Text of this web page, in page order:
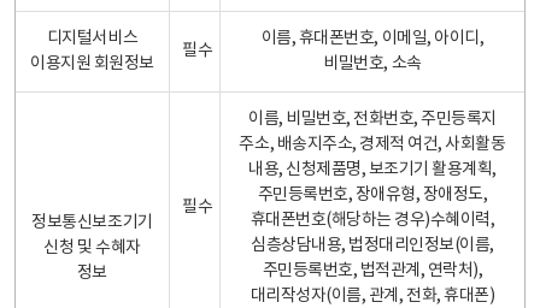
디지털서비스
이용지원 회원정보
필수
이름, 휴대폰번호, 이메일, 아이디,
비밀번호, 소속
정보통신보조기기
신청 및 수혜자
정보
필수
이름, 비밀번호, 전화번호, 주민등록지
주소, 배송지주소, 경제적 여건, 사회활동
내용, 신청제품명, 보조기기 활용계획,
주민등록번호, 장애유형, 장애정도,
휴대폰번호(해당하는 경우)수혜이력,
심층상담내용, 법정대리인정보(이름,
주민등록번호, 법적관계, 연락처),
대리작성자(이름, 관계, 전화, 휴대폰)